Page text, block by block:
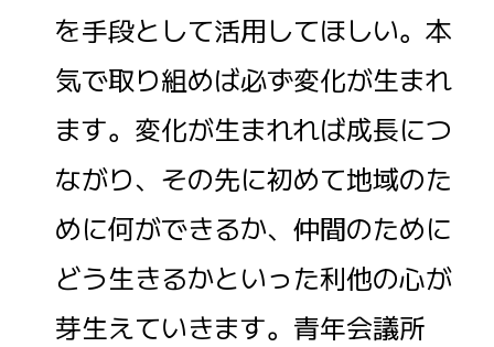
を手段として活用してほしい。本
気で取り組めば必ず変化が生まれ
ます。変化が生まれれば成長につ
ながり、その先に初めて地域のた
めに何ができるか、仲間のために
どう生きるかといった利他の心が
芽生えていきます。青年会議所